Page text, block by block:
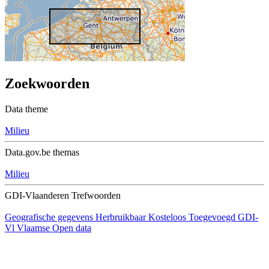
Zoekwoorden
Data theme
Milieu
Data.gov.be themas
Milieu
GDI-Vlaanderen Trefwoorden
Geografische gegevens Herbruikbaar Kosteloos Toegevoegd GDI-
Vl Vlaamse Open data